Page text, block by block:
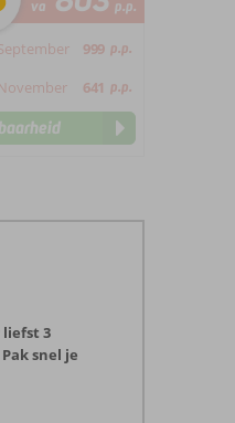
va p.p.
999 p.p.
641 p.p.
liefst 3
snel je